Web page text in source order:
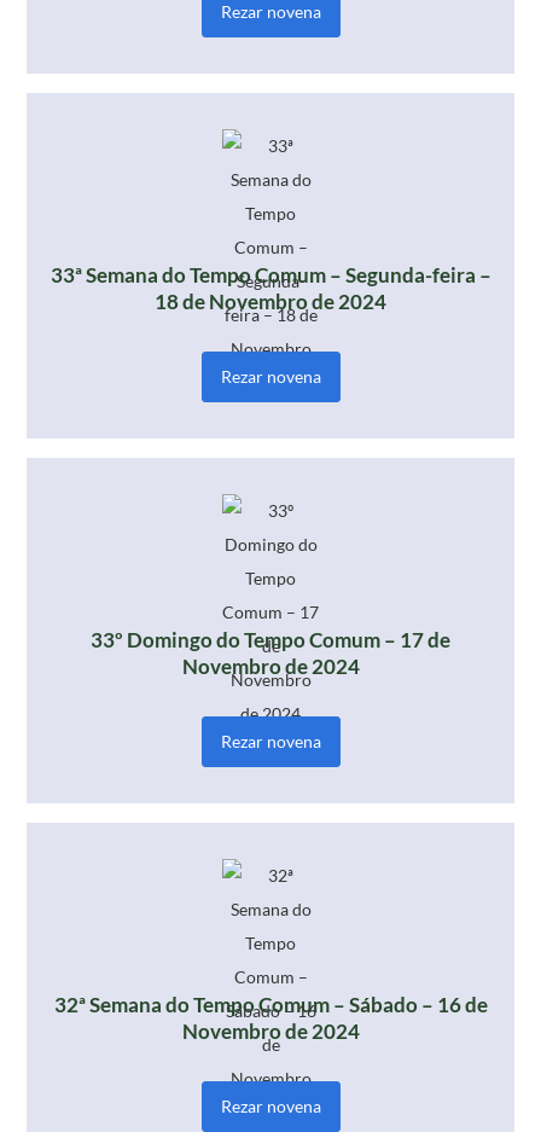
Rezar novena
33ª Semana do Tempo Comum – Segunda-feira –
18 de Novembro de 2024
Rezar novena
33º Domingo do Tempo Comum – 17 de
Novembro de 2024
Rezar novena
32ª Semana do Tempo Comum – Sábado – 16 de
Novembro de 2024
Rezar novena